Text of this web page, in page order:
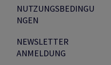
NUTZUNGSBEDINGU
NGEN
NEWSLETTER
ANMELDUNG